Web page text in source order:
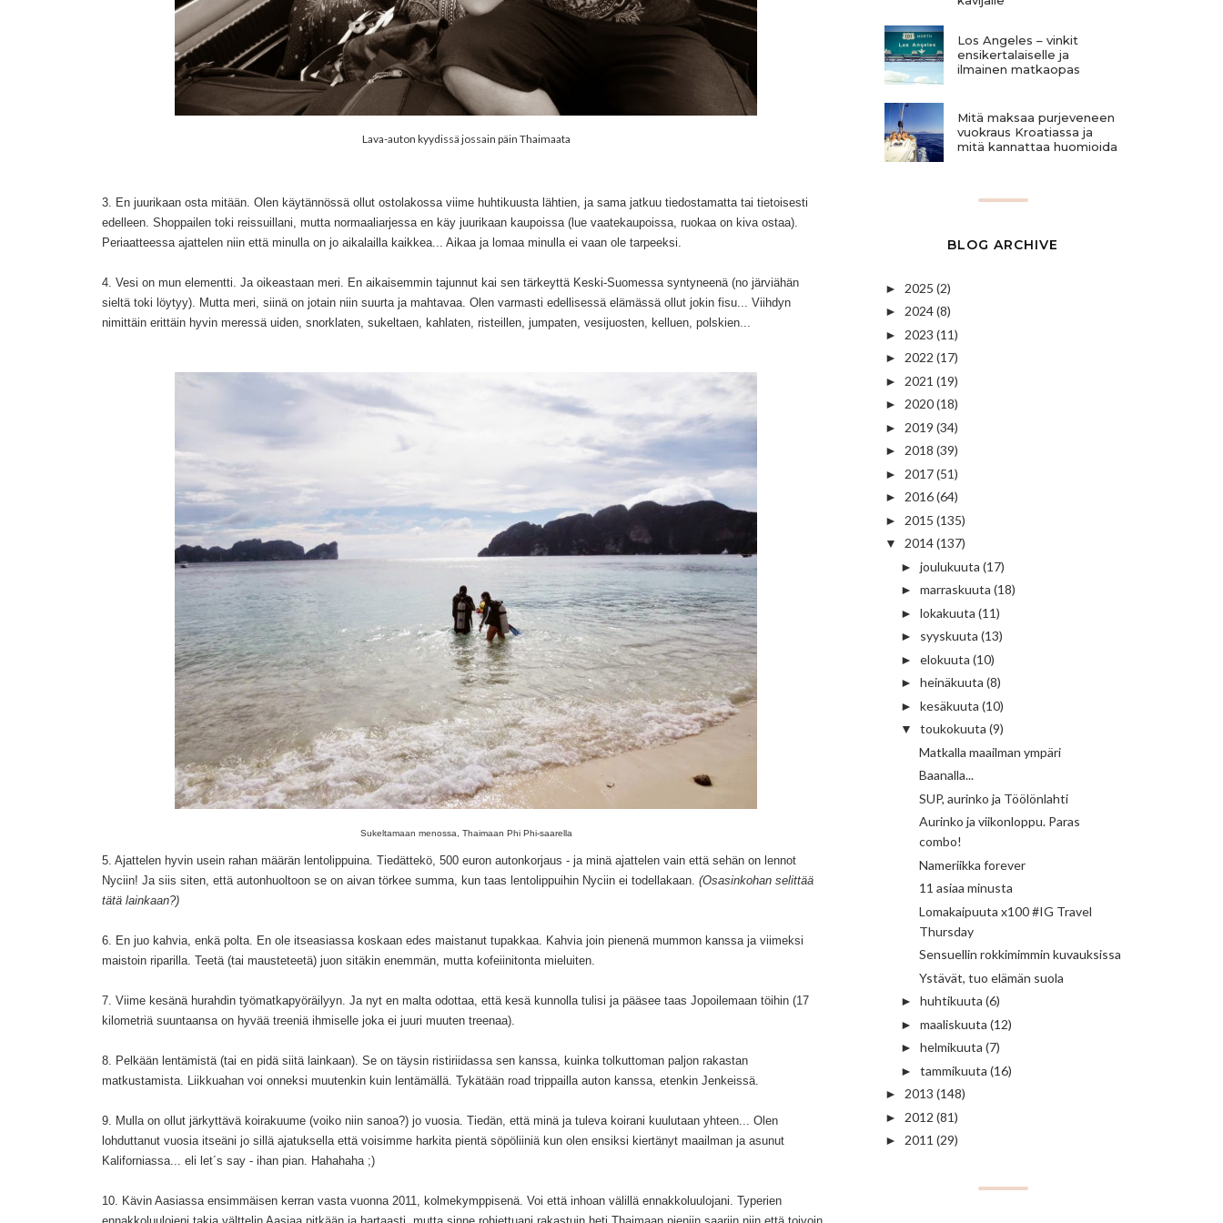
Lava-auton kyydissä jossain päin Thaimaata
3. En juurikaan osta mitään. Olen käytännössä ollut ostolakossa viime huhtikuusta lähtien, ja sama jatkuu tiedostamatta tai tietoisesti
edelleen. Shoppailen toki reissuillani, mutta normaaliarjessa en käy juurikaan kaupoissa (lue vaatekaupoissa, ruokaa on kiva ostaa).
Periaatteessa ajattelen niin että minulla on jo aikalailla kaikkea... Aikaa ja lomaa minulla ei vaan ole tarpeeksi.
4. Vesi on mun elementti. Ja oikeastaan meri. En aikaisemmin tajunnut kai sen tärkeyttä Keski-Suomessa syntyneenä (no järviähän
sieltä toki löytyy). Mutta meri, siinä on jotain niin suurta ja mahtavaa. Olen varmasti edellisessä elämässä ollut jokin fisu... Viihdyn
nimittäin erittäin hyvin meressä uiden, snorklaten, sukeltaen, kahlaten, risteillen, jumpaten, vesijuosten, kelluen, polskien...
Sukeltamaan menossa, Thaimaan Phi Phi-saarella
5. Ajattelen hyvin usein rahan määrän lentolippuina. Tiedättekö, 500 euron autonkorjaus - ja minä ajattelen vain että sehän on lennot
Nyciin! Ja siis siten, että autonhuoltoon se on aivan törkee summa, kun taas lentolippuihin Nyciin ei todellakaan. (Osasinkohan selittää
tätä lainkaan?)
6. En juo kahvia, enkä polta. En ole itseasiassa koskaan edes maistanut tupakkaa. Kahvia join pienenä mummon kanssa ja viimeksi
maistoin riparilla. Teetä (tai mausteteetä) juon sitäkin enemmän, mutta kofeiinitonta mieluiten.
7. Viime kesänä hurahdin työmatkapyöräilyyn. Ja nyt en malta odottaa, että kesä kunnolla tulisi ja pääsee taas Jopoilemaan töihin (17
kilometriä suuntaansa on hyvää treeniä ihmiselle joka ei juuri muuten treenaa).
8. Pelkään lentämistä (tai en pidä siitä lainkaan). Se on täysin ristiriidassa sen kanssa, kuinka tolkuttoman paljon rakastan
matkustamista. Liikkuahan voi onneksi muutenkin kuin lentämällä. Tykätään road trippailla auton kanssa, etenkin Jenkeissä.
9. Mulla on ollut järkyttävä koirakuume (voiko niin sanoa?) jo vuosia. Tiedän, että minä ja tuleva koirani kuulutaan yhteen... Olen
lohduttanut vuosia itseäni jo sillä ajatuksella että voisimme harkita pientä söpöliiniä kun olen ensiksi kiertänyt maailman ja asunut
Kaliforniassa... eli let´s say - ihan pian. Hahahaha ;)
10. Kävin Aasiassa ensimmäisen kerran vasta vuonna 2011, kolmekymppisenä. Voi että inhoan välillä ennakkoluulojani. Typerien
Los Angeles – vinkit
ensikertalaiselle ja
ilmainen matkaopas
Mitä maksaa purjeveneen
vuokraus Kroatiassa ja
mitä kannattaa huomioida
BLOG ARCHIVE
► 2025 (2)
► 2024(8)
► 2023 (11)
► 2022 (17)
► 2021 (19)
► 2020(18)
► 2019 (34)
► 2018 (39)
► 2017(51)
► 2016(64)
► 2015 (135)
▼ 2014(137)
► joulukuuta (17)
► marraskuuta (18)
► lokakuuta (11)
► syyskuuta (13)
► elokuuta (10)
► heinäkuuta (8)
► kesäkuuta (10)
▼ toukokuuta (9)
Matkalla maailman ympäri
Baanalla...
SUP, aurinko ja Töölönlahti
Aurinko ja viikonloppu. Paras
combo!
Nameriikka forever
11 asiaa minusta
Lomakaipuuta x100 #IG Travel
Thursday
Sensuellin rokkimimmin kuvauksissa
Ystävät, tuo elämän suola
► huhtikuuta (6)
► maaliskuuta (12)
► helmikuuta (7)
► tammikuuta (16)
► 2013 (148)
► 2012 (81)
► 2011 (29)